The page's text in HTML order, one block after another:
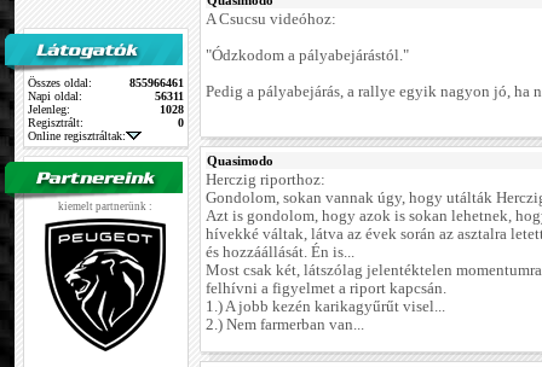
Összes oldal:
855966461
Napi oldal:
56311
Jelenleg:
1028
Regisztrált:
0
Online regisztráltak:
kiemelt partnerünk :
A Csucsu videóhoz:
"Ódzkodom a pályabejárástól."
Pedig a pályabejárás, a rallye egyik nagyon jó, ha
Quasimodo
Herczig riporthoz:
Gondolom, sokan vannak úgy, hogy utálták
Azt is gondolom, hogy azok is sokan lehetnek,
hívekké váltak, látva az évek során az asztalra
és hozzáállását. Én is...
Most csak két, látszólag jelentéktelen
felhívni a figyelmet a riport kapcsán.
1.) A jobb kezén karikagyűrűt visel...
2.) Nem farmerban van...